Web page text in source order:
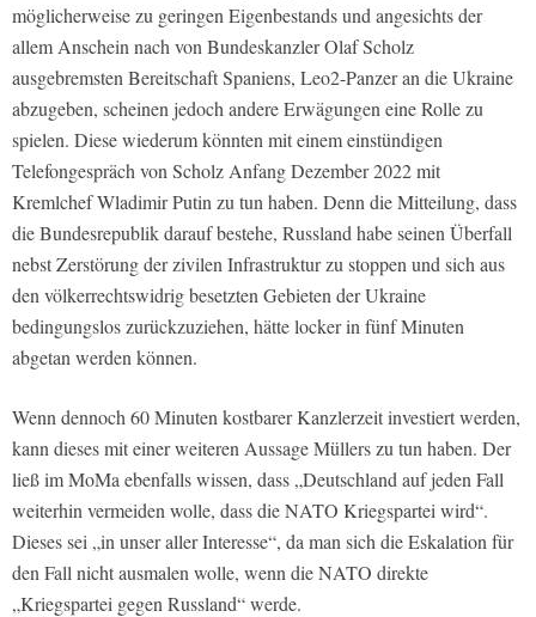
möglicherweise zu geringen Eigenbestands und angesichts der
allem Anschein nach von Bundeskanzler Olaf Scholz
ausgebremsten Bereitschaft Spaniens, Leo2-Panzer an die Ukraine
abzugeben, scheinen jedoch andere Erwägungen eine Rolle zu
spielen. Diese wiederum könnten mit einem einstündigen
Telefongespräch von Scholz Anfang Dezember 2022 mit
Kremlchef Wladimir Putin zu tun haben. Denn die Mitteilung, dass
die Bundesrepublik darauf bestehe, Russland habe seinen Überfall
nebst Zerstörung der zivilen Infrastruktur zu stoppen und sich aus
den völkerrechtswidrig besetzten Gebieten der Ukraine
bedingungslos zurückzuziehen, hätte locker in fünf Minuten
abgetan werden können.
Wenn dennoch 60 Minuten kostbarer Kanzlerzeit investiert werden,
kann dieses mit einer weiteren Aussage Müllers zu tun haben. Der
ließ im MoMa ebenfalls wissen, dass „Deutschland auf jeden Fall
weiterhin vermeiden wolle, dass die NATO Kriegspartei wird“.
Dieses sei „in unser aller Interesse“, da man sich die Eskalation für
den Fall nicht ausmalen wolle, wenn die NATO direkte
„Kriegspartei gegen Russland“ werde.